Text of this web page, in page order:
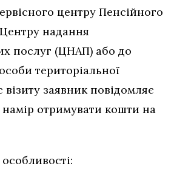
центру Пенсійного
надання
послуг (ЦНАП) або до
територіальної
візиту заявник повідомляє
намір отримувати кошти на